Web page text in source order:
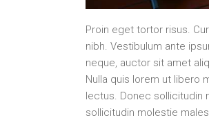
Proin eget tortor risus.
nibh. Vestibulum ante
neque, auctor sit amet
Nulla quis lorem ut libero
lectus. Donec sollicitudin
sollicitudin molestie